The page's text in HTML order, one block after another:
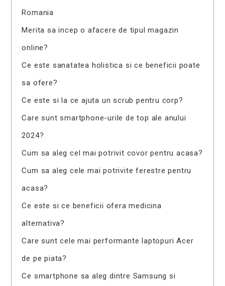
Romania
Merita sa incep o afacere de tipul magazin
online?
Ce este sanatatea holistica si ce beneficii poate
sa ofere?
Ce este si la ce ajuta un scrub pentru corp?
Care sunt smartphone-urile de top ale anului
2024?
Cum sa aleg cel mai potrivit covor pentru acasa?
Cum sa aleg cele mai potrivite ferestre pentru
acasa?
Ce este si ce beneficii ofera medicina
alternativa?
Care sunt cele mai performante laptopuri Acer
de pe piata?
Ce smartphone sa aleg dintre Samsung si